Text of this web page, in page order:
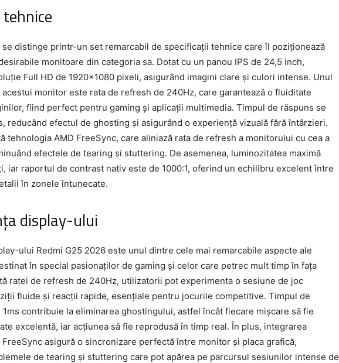
se distinge printr-un set remarcabil de specificații tehnice care îl poziționează
monitoare din categoria sa. Dotat cu un panou IPS de 24,5 inch,
Full HD de 1920×1080 pixeli, asigurând imagini clare și culori intense. Unul
monitor este rata de refresh de 240Hz, care garantează o fluiditate
fiind perfect pentru gaming și aplicații multimedia. Timpul de răspuns se
reducând efectul de ghosting și asigurând o experiență vizuală fără întârzieri.
tehnologia AMD FreeSync, care aliniază rata de refresh a monitorului cu cea a
efectele de tearing și stuttering. De asemenea, luminozitatea maximă
iar raportul de contrast nativ este de 1000:1, oferind un echilibru excelent între
în zonele întunecate.
display-ului
ului Redmi G25 2026 este unul dintre cele mai remarcabile aspecte ale
în special pasionaților de gaming și celor care petrec mult timp în fața
ratei de refresh de 240Hz, utilizatorii pot experimenta o sesiune de joc
fluide și reacții rapide, esențiale pentru jocurile competitive. Timpul de
1ms contribuie la eliminarea ghostingului, astfel încât fiecare mișcare să fie
excelentă, iar acțiunea să fie reprodusă în timp real. În plus, integrarea
asigură o sincronizare perfectă între monitor și placa grafică,
de tearing și stuttering care pot apărea pe parcursul sesiunilor intense de